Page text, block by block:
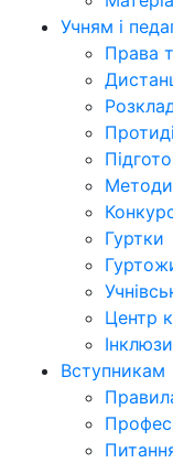
Учням і
Права
Гуртки
Центр
Вступникам